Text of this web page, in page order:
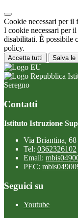
Cookie necessari per il
I cookie necessari per
disabilitati. È possibile
policy.
Accetta tutti Salva le
Seregno
Contatti
Istituto Istruzione
Via Briantina,
Tel: 0362326102
Email:
PEC:
Seguici su
Youtube